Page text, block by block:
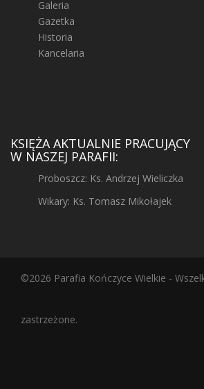
Galeria
Gazetka
Historia
Kancelaria
KSIĘŻA AKTUALNIE PRACUJĄCY
W NASZEJ PARAFII:
Proboszcz: Ks. Andrzej Wieliczka
Wikary: Ks. Tomasz Mikołajek
©2026 Parafia Kończyce Wielkie -
zastrzeżone.